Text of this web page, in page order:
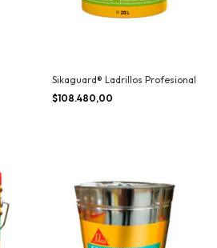
Sikaguard® Ladrillos Profesional
$108.480,00